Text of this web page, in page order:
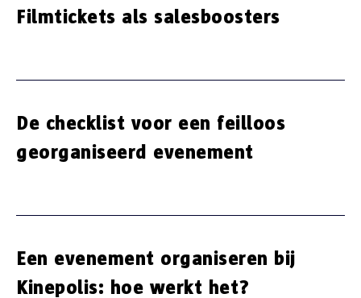
Filmtickets als salesboosters
De checklist voor een feilloos
georganiseerd evenement
Een evenement organiseren bij
Kinepolis: hoe werkt het?